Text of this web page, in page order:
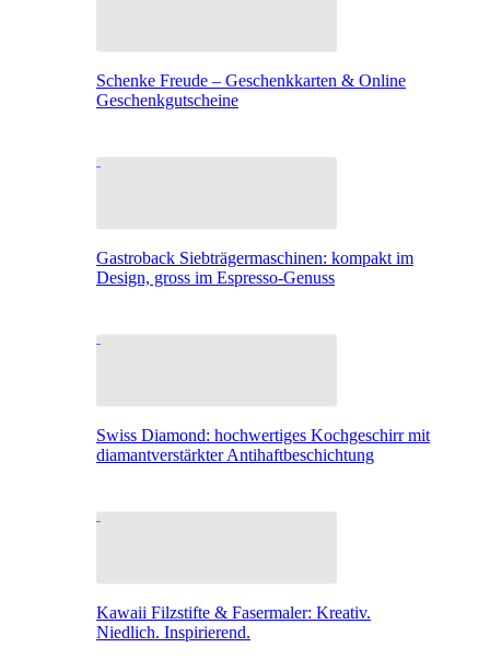
Schenke Freude – Geschenkkarten & Online
Geschenkgutscheine
Gastroback Siebträgermaschinen: kompakt im
Design, gross im Espresso-Genuss
Swiss Diamond: hochwertiges Kochgeschirr mit
diamantverstärkter Antihaftbeschichtung
Kawaii Filzstifte & Fasermaler: Kreativ.
Niedlich. Inspirierend.